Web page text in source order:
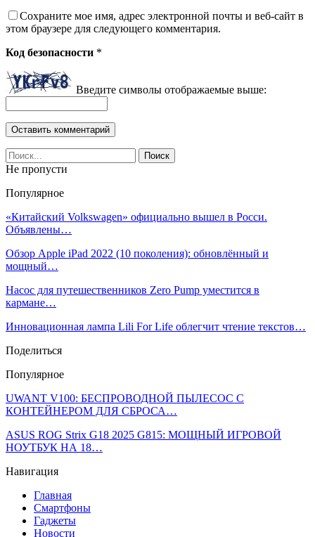
Сохраните мое имя, адрес электронной почты и веб-сайт в
этом браузере для следующего комментария.
Код безопасности *
Введите символы отображаемые выше:
Не пропусти
Популярное
«Китайский Volkswagen» официально вышел в Росси.
Объявлены…
Обзор Apple iPad 2022 (10 поколения): обновлённый и
мощный…
Насос для путешественников Zero Pump уместится в
кармане…
Инновационная лампа Lili For Life облегчит чтение текстов…
Поделиться
Популярное
UWANT V100: БЕСПРОВОДНОЙ ПЫЛЕСОС С
КОНТЕЙНЕРОМ ДЛЯ СБРОСА…
ASUS ROG Strix G18 2025 G815: МОЩНЫЙ ИГРОВОЙ
НОУТБУК НА 18…
Навигация
Главная
Смартфоны
Гаджеты
Новости